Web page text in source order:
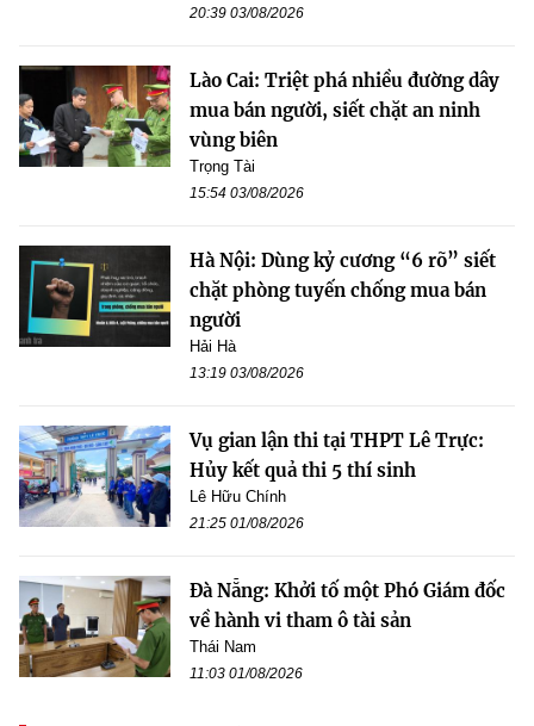
20:39 03/08/2026
Lào Cai: Triệt phá nhiều đường dây
mua bán người, siết chặt an ninh
vùng biên
Trọng Tài
15:54 03/08/2026
Hà Nội: Dùng kỷ cương “6 rõ” siết
chặt phòng tuyến chống mua bán
người
Hải Hà
13:19 03/08/2026
Vụ gian lận thi tại THPT Lê Trực:
Hủy kết quả thi 5 thí sinh
Lê Hữu Chính
21:25 01/08/2026
Đà Nẵng: Khởi tố một Phó Giám đốc
về hành vi tham ô tài sản
Thái Nam
11:03 01/08/2026